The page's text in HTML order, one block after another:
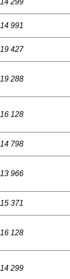
14 299
14 991
19 427
19 288
16 128
14 798
13 966
15 371
16 128
14 299